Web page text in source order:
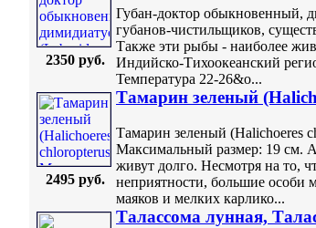
2350 руб.
Губан-доктор обыкновенный,
губанов-чистильщиков,
Также эти рыбы - наиболее
Индийско-Тихоокеанский
Температура 22-26&o...
2495 руб.
Тамарин зеленый
Тамарин зеленый (Halichoeres
Максимальный размер: 19 см.
живут долго. Несмотря на то,
неприятности, большие особи
маяков и мелких карлико...
Талассома лунная,